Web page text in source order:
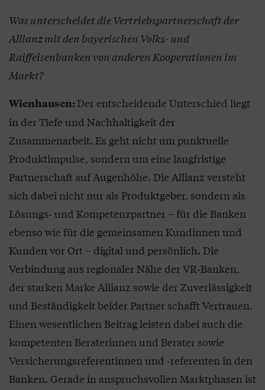
Was unterscheidet die Vertriebspartnerschaft der
Allianz mit den bayerischen Volks- und
Raiffeisenbanken von anderen Kooperationen im
Markt?
Wienhausen:Der entscheidende Unterschied liegt
in der Tiefe und Nachhaltigkeit der
Zusammenarbeit. Es geht nicht um punktuelle
Produktimpulse, sondern um eine langfristige
Partnerschaft auf Augenhöhe. Die Allianz versteht
sich dabei nicht nur als Produktgeber, sondern als
Lösungs‑ und Kompetenzpartner – für die Banken
ebenso wie für die gemeinsamen Kundinnen und
Kunden vor Ort – digital und persönlich. Die
Verbindung aus regionaler Nähe der VR‑Banken,
der starken Marke Allianz sowie der Zuverlässigkeit
und Beständigkeit beider Partner schafft Vertrauen.
Einen wesentlichen Beitrag leisten dabei auch die
kompetenten Beraterinnen und Berater sowie
Versicherungsreferentinnen und ‑referenten in den
Banken. Gerade in anspruchsvollen Marktphasen ist